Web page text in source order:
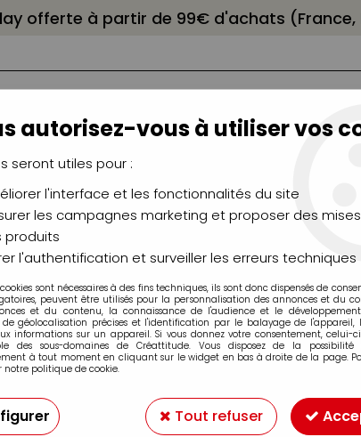
offerte à partir de 99€ d'achats (France,
CHÂSSIS
CHEVALETS
AÉROGRAPHIE
MODÉLISME
Heavy Body Extra Fine >ACRYLIQUE EXTRA-FINE
ACRYLIQUE
59ML
Soyez le premier à
autorisez-vous à utiliser vos
seront utiles pour :
l'interface et les fonctionnalités du site
les campagnes marketing et proposer des
produits
l'authentification et surveiller les erreurs techniques
sont nécessaires à des fins techniques, ils sont donc dispensés de
peuvent être utilisés pour la personnalisation des annonces et du
et du contenu, la connaissance de l'audience et le
de géolocalisation précises et l'identification par le balayage de l'appareil,
informations sur un appareil. Si vous donnez votre consentement, celui-
des sous-domaines de Créattitude. Vous disposez de la
à tout moment en cliquant sur le widget en bas à droite de la page.
notre politique de cookie.
Tout refuser